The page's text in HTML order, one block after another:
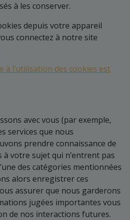
à les conserver.
depuis votre appareil
connectez à notre site
l’utilisation des cookies est
avec vous (par exemple,
services que nous
prendre connaissance de
votre sujet qui n’entrent pas
des catégories mentionnées
alors enregistrer ces
assurer que nous garderons
jugées importantes vous
de nos interactions futures.